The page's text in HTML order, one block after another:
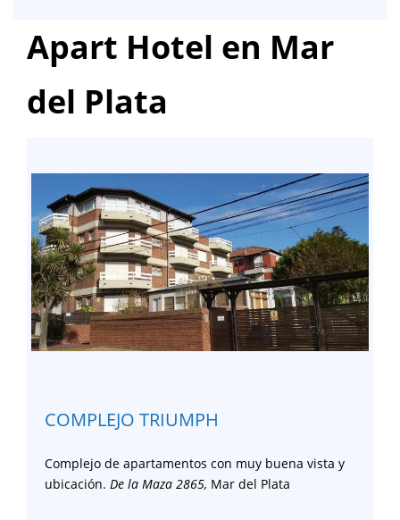
Apart Hotel en Mar
del Plata
COMPLEJO TRIUMPH
Complejo de apartamentos con muy buena vista y
ubicación. De la Maza 2865, Mar del Plata